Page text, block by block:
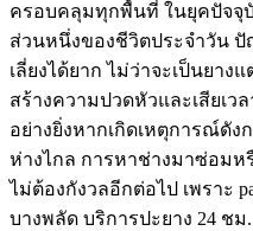
ครอบคลุมทุกพื้นที่ ในยุคปัจจุ
ส่วนหนึ่งของชีวิตประจำวัน ปั
เลี่ยงได้ยาก ไม่ว่าจะเป็นยาง
สร้างความปวดหัวและเสียเว
อย่างยิ่งหากเกิดเหตุการณ์ดั
ห่างไกล การหาช่างมาซ่อมห
ไม่ต้องกังวลอีกต่อไป เพราะ
บางพลัด บริการปะยาง 24 ช